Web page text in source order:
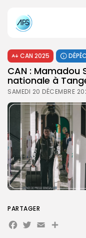
CAN 2025
CAN : Mamadou
nationale à
SAMEDI 20 DÉCEMBRE
PARTAGER
Facebook
Twitter
Email